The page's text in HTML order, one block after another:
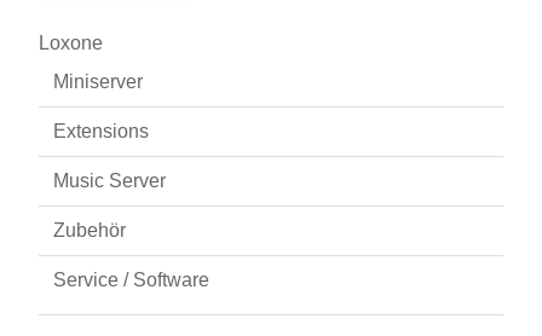
Loxone
Miniserver
Extensions
Music Server
Zubehör
Service / Software